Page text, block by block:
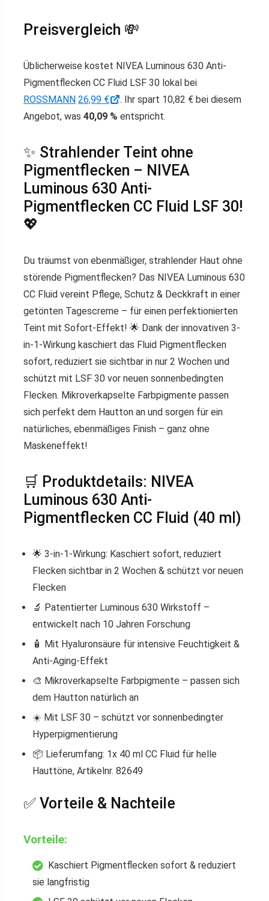
Preisvergleich 💸
Üblicherweise kostet NIVEA Luminous 630 Anti-
Pigmentflecken CC Fluid LSF 30 lokal bei
ROSSMANN 26,99 €
. Ihr spart 10,82 € bei diesem
Angebot, was 40,09 % entspricht.
✨ Strahlender Teint ohne
Pigmentflecken – NIVEA
Luminous 630 Anti-
Pigmentflecken CC Fluid LSF 30!
💖
Du träumst von ebenmäßiger, strahlender Haut ohne
störende Pigmentflecken? Das NIVEA Luminous 630
CC Fluid vereint Pflege, Schutz & Deckkraft in einer
getönten Tagescreme – für einen perfektionierten
Teint mit Sofort-Effekt! 🌟 Dank der innovativen 3-
in-1-Wirkung kaschiert das Fluid Pigmentflecken
sofort, reduziert sie sichtbar in nur 2 Wochen und
schützt mit LSF 30 vor neuen sonnenbedingten
Flecken. Mikroverkapselte Farbpigmente passen
sich perfekt dem Hautton an und sorgen für ein
natürliches, ebenmäßiges Finish – ganz ohne
Maskeneffekt!
🛒 Produktdetails: NIVEA
Luminous 630 Anti-
Pigmentflecken CC Fluid (40 ml)
🌟 3-in-1-Wirkung: Kaschiert sofort, reduziert
Flecken sichtbar in 2 Wochen & schützt vor neuen
Flecken
🔬 Patentierter Luminous 630 Wirkstoff –
entwickelt nach 10 Jahren Forschung
🧴 Mit Hyaluronsäure für intensive Feuchtigkeit &
Anti-Aging-Effekt
🎨 Mikroverkapselte Farbpigmente – passen sich
dem Hautton natürlich an
☀️ Mit LSF 30 – schützt vor sonnenbedingter
Hyperpigmentierung
📦 Lieferumfang: 1x 40 ml CC Fluid für helle
Hauttöne, Artikelnr. 82649
✅ Vorteile & Nachteile
Vorteile:
Kaschiert Pigmentflecken sofort & reduziert
sie langfristig